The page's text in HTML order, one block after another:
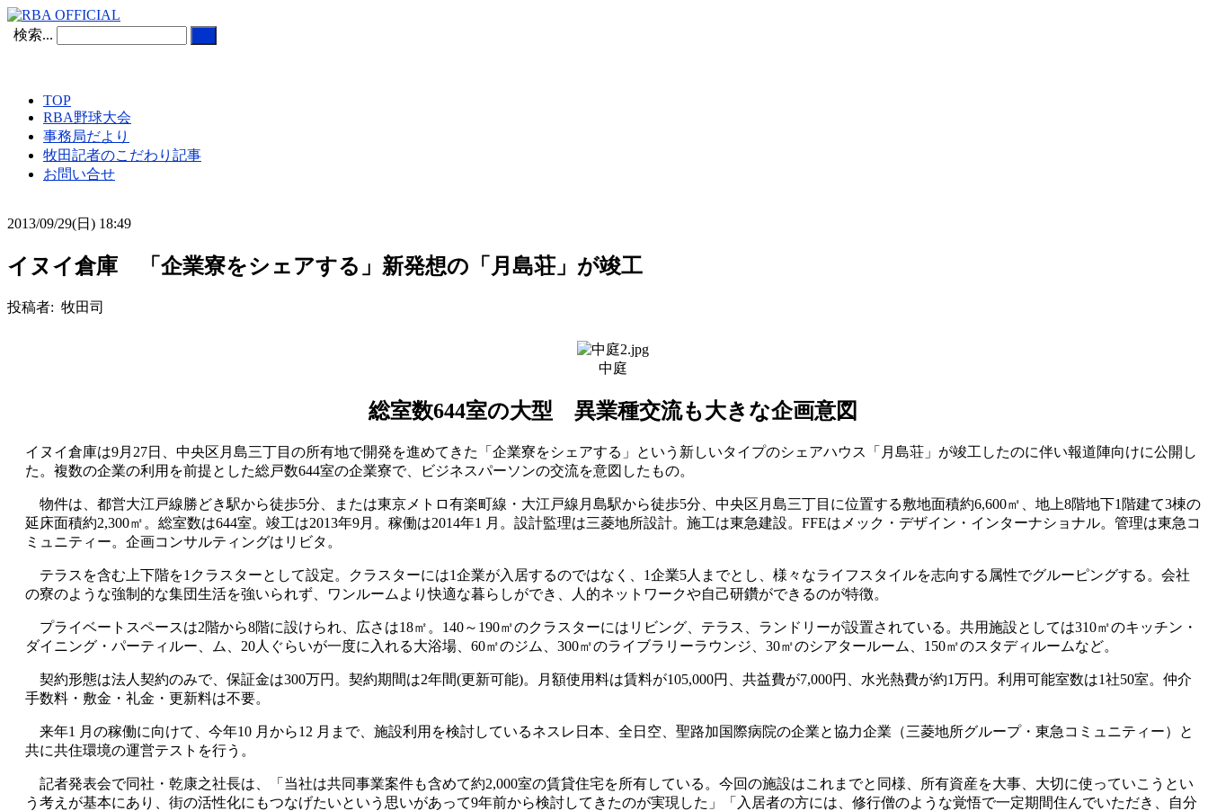
検索...
TOP
RBA野球大会
事務局だより
牧田記者のこだわり記事
お問い合せ
2013/09/29(日) 18:49
イヌイ倉庫 「企業寮をシェアする」新発想の「月島荘」が竣工
投稿者: 牧田司
中庭
総室数644室の大型 異業種交流も大きな企画意図
イヌイ倉庫は9月27日、中央区月島三丁目の所有地で開発を進めてきた「企業寮をシェアする」という新しいタイプのシェアハウス「月島荘」が竣工したのに伴い報道陣向けに公開し
た。複数の企業の利用を前提とした総戸数644室の企業寮で、ビジネスパーソンの交流を意図したもの。
物件は、都営大江戸線勝どき駅から徒歩5分、または東京メトロ有楽町線・大江戸線月島駅から徒歩5分、中央区月島三丁目に位置する敷地面積約6,600㎡、地上8階地下1階建て3棟の
延床面積約2,300㎡。総室数は644室。竣工は2013年9月。稼働は2014年1 月。設計監理は三菱地所設計。施工は東急建設。FFEはメック・デザイン・インターナショナル。管理は東急コ
ミュニティー。企画コンサルティングはリビタ。
テラスを含む上下階を1クラスターとして設定。クラスターには1企業が入居するのではなく、1企業5人までとし、様々なライフスタイルを志向する属性でグルーピングする。会社
の寮のような強制的な集団生活を強いられず、ワンルームより快適な暮らしができ、人的ネットワークや自己研鑽ができるのが特徴。
プライベートスペースは2階から8階に設けられ、広さは18㎡。140～190㎡のクラスターにはリビング、テラス、ランドリーが設置されている。共用施設としては310㎡のキッチン・
ダイニング・パーティルー、ム、20人ぐらいが一度に入れる大浴場、60㎡のジム、300㎡のライブラリーラウンジ、30㎡のシアタールーム、150㎡のスタディルームなど。
契約形態は法人契約のみで、保証金は300万円。契約期間は2年間(更新可能)。月額使用料は賃料が105,000円、共益費が7,000円、水光熱費が約1万円。利用可能室数は1社50室。仲介
手数料・敷金・礼金・更新料は不要。
来年1 月の稼働に向けて、今年10 月から12 月まで、施設利用を検討しているネスレ日本、全日空、聖路加国際病院の企業と協力企業（三菱地所グループ・東急コミュニティー）と
共に共住環境の運営テストを行う。
記者発表会で同社・乾康之社長は、「当社は共同事業案件も含めて約2,000室の賃貸住宅を所有している。今回の施設はこれまでと同様、所有資産を大事、大切に使っていこうとい
う考えが基本にあり、街の活性化にもつなげたいという思いがあって9年前から検討してきたのが実現した」「入居者の方には、修行僧のような覚悟で一定期間住んでいただき、自分